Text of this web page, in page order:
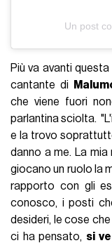
Un post
Più va avanti
cantante di
che viene fuori
parlantina sciolta.
e la trovo
danno a me. La
giocano un ruolo la
rapporto con gli
conosco, i posti
desideri, le cose
ci ha pensato, si